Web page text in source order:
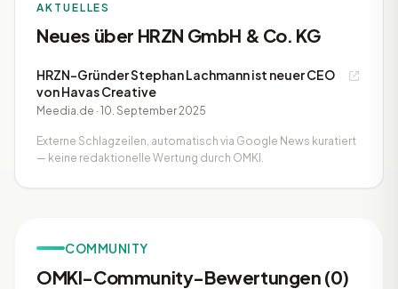
AKTUELLES
Neues über HRZN GmbH & Co. KG
HRZN-Gründer Stephan Lachmann ist neuer CEO
von Havas Creative
Meedia.de · 10. September 2025
Externe Schlagzeilen, automatisch via Google News kuratiert
— keine redaktionelle Wertung durch OMKI.
COMMUNITY
OMKI-Community-Bewertungen (0)